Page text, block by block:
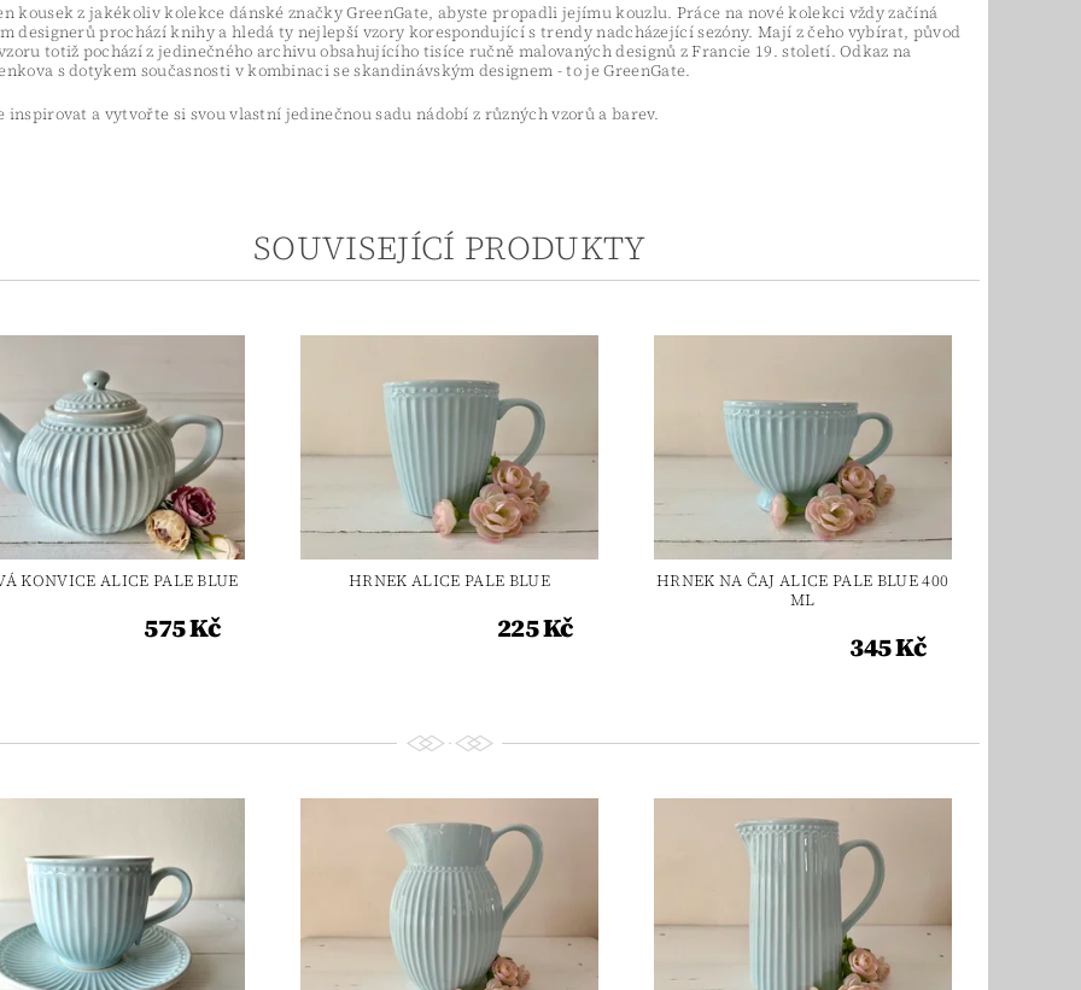
kousek z jakékoliv kolekce dánské značky GreenGate, abyste propadli jejímu kouzlu. Práce na nové kolekci vždy začíná
designerů prochází knihy a hledá ty nejlepší vzory korespondující s trendy nadcházející sezóny. Mají z čeho vybírat, původ
totiž pochází z jedinečného archivu obsahujícího tisíce ručně malovaných designů z Francie 19. století. Odkaz na
s dotykem současnosti v kombinaci se skandinávským designem - to je GreenGate.
inspirovat a vytvořte si svou vlastní jedinečnou sadu nádobí z různých vzorů a barev.
SOUVISEJÍCÍ PRODUKTY
KONVICE ALICE PALE BLUE
575 Kč
HRNEK ALICE PALE BLUE
225 Kč
HRNEK NA ČAJ ALICE PALE BLUE 400
ML
345 Kč